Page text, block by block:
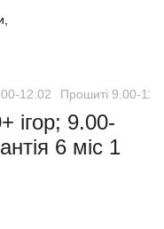
12.02 Прошиті 9.00-
ігор; 9.00-
6 міс 1